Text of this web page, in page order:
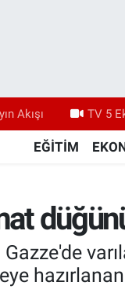
Akışı TV 5
EĞİTİM